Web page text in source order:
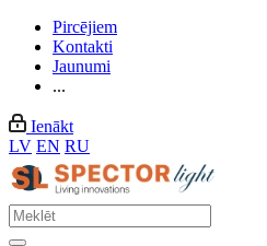
Pircējiem
Kontakti
Jaunumi
...
Ienākt
LV EN RU